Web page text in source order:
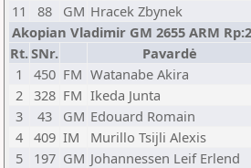
11
88 GM Hracek Zbynek
Akopian Vladimir GM 2655 ARM
Rt.SNr. Pavardė
1
450 FM Watanabe Akira
2
328 FM Ikeda Junta
3
43 GM Edouard Romain
4
409 IM Murillo Tsijli Alexis
5
197 GM Johannessen Leif Erlend